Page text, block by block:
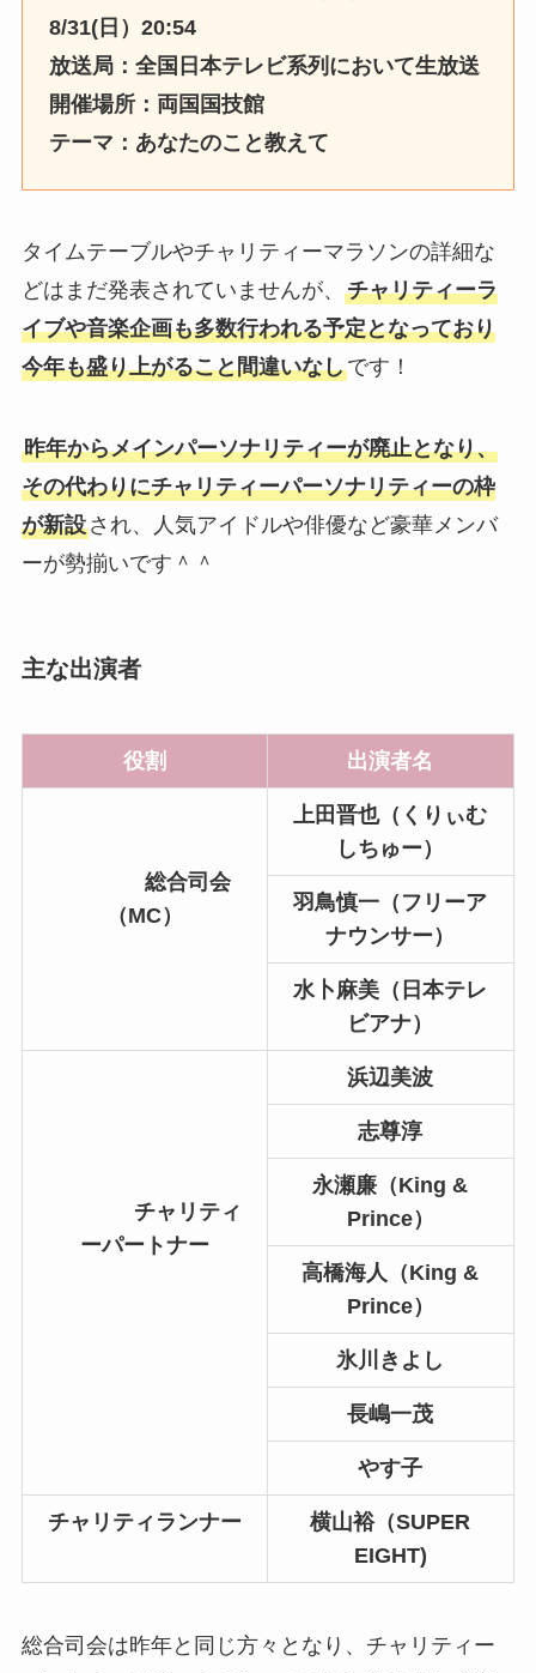
8/31(日）20:54
放送局：全国日本テレビ系列において生放送
開催場所：両国国技館
テーマ：あなたのこと教えて
タイムテーブルやチャリティーマラソンの詳細な
どはまだ発表されていませんが、 チャリティーラ
イブや音楽企画も多数行われる予定となっており
今年も盛り上がること間違いなしです！
昨年からメインパーソナリティーが廃止となり、
その代わりにチャリティーパーソナリティーの枠
が新設され、人気アイドルや俳優など豪華メンバ
ーが勢揃いです＾＾
主な出演者
役割 出演者名
総合司会
（MC）
上田晋也（くりぃむ
しちゅー）
羽鳥慎一（フリーア
ナウンサー）
水卜麻美（日本テレ
ビアナ）
チャリティ
ーパートナー
浜辺美波
志尊淳
永瀬廉（King &
Prince）
高橋海人（King &
Prince）
氷川きよし
長嶋一茂
やす子
チャリティランナー
横山裕（SUPER
EIGHT)
総合司会は昨年と同じ方々となり、チャリティー